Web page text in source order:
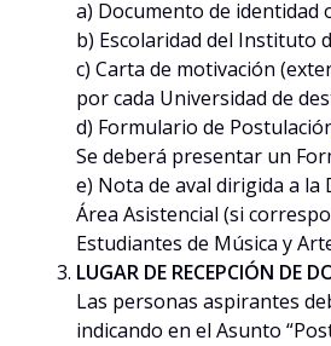
a) Documento de identidad
b) Escolaridad del Instituto
c) Carta de motivación
por cada Universidad de
d) Formulario de
Se deberá presentar un
e) Nota de aval dirigida a
Área Asistencial (si
Estudiantes de Música y
LUGAR DE RECEPCIÓN DE
Las personas aspirantes
indicando en el Asunto